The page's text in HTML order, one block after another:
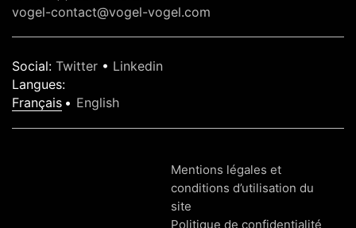
vogel-contact@vogel-vogel.com
Social: Twitter • Linkedin
Langues:
Français
English
Mentions légales et
conditions d’utilisation du
site
Politique de confidentialité